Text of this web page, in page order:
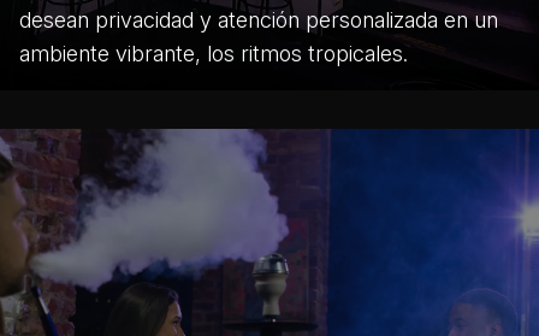
desean privacidad y atención personalizada en un
ambiente vibrante, los ritmos tropicales.